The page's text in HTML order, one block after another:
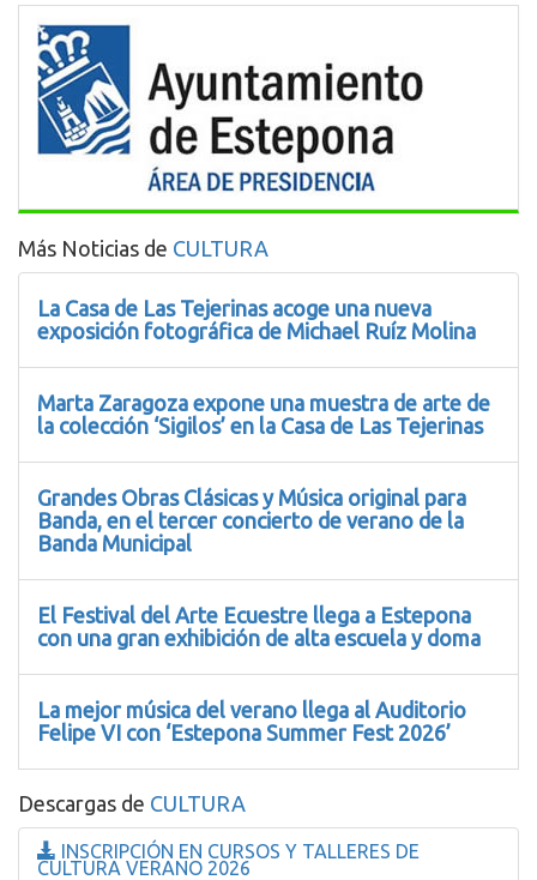
Más Noticias de CULTURA
La Casa de Las Tejerinas acoge una nueva
exposición fotográfica de Michael Ruíz Molina
Marta Zaragoza expone una muestra de arte de
la colección ‘Sigilos’ en la Casa de Las Tejerinas
Grandes Obras Clásicas y Música original para
Banda, en el tercer concierto de verano de la
Banda Municipal
El Festival del Arte Ecuestre llega a Estepona
con una gran exhibición de alta escuela y doma
La mejor música del verano llega al Auditorio
Felipe VI con ‘Estepona Summer Fest 2026’
Descargas de CULTURA
INSCRIPCIÓN EN CURSOS Y TALLERES DE
CULTURA VERANO 2026